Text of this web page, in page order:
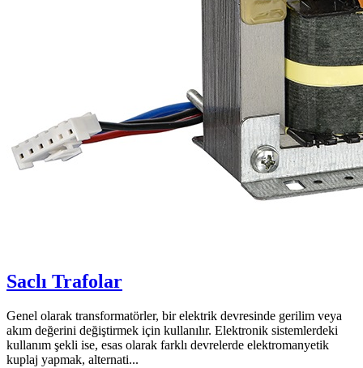
Saclı Trafolar
Genel olarak transformatörler, bir elektrik devresinde gerilim veya
akım değerini değiştirmek için kullanılır. Elektronik sistemlerdeki
kullanım şekli ise, esas olarak farklı devrelerde elektromanyetik
kuplaj yapmak, alternati...